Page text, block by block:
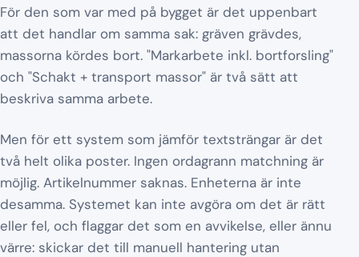
För den som var med på bygget är det uppenbart
att det handlar om samma sak: gräven grävdes,
massorna kördes bort. "Markarbete inkl. bortforsling"
och "Schakt + transport massor" är två sätt att
beskriva samma arbete.
Men för ett system som jämför textsträngar är det
två helt olika poster. Ingen ordagrann matchning är
möjlig. Artikelnummer saknas. Enheterna är inte
desamma. Systemet kan inte avgöra om det är rätt
eller fel, och flaggar det som en avvikelse, eller ännu
värre: skickar det till manuell hantering utan